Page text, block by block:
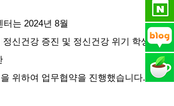
터는 2024년 8월
신건강 증진 및 정신건강 위기 학생
위하여 업무협약을 진행했습니다.